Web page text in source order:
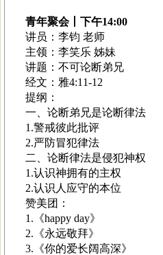
青年聚会丨下午14:00
讲员：李钧 老师
主领：李笑乐 姊妹
讲题：不可论断弟兄
经文：雅4:11-12
提纲：
一、论断弟兄是论断律法
1.警戒彼此批评
2.严防冒犯律法
二、论断律法是侵犯神权
1.认识神拥有的主权
2.认识人应守的本位
赞美团：
1.《happy day》
2.《永远敬拜》
3.《你的爱长阔高深》